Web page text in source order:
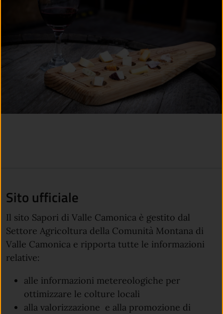
Sito ufficiale
Il sito Sapori di Valle Camonica è gestito dal
Settore Agricoltura della Comunità Montana di
Valle Camonica e ripporta tutte le informazioni
relative:
alle informazioni metereologiche per
ottimizzare le colture locali
alla valorizzazione e alla promozione di